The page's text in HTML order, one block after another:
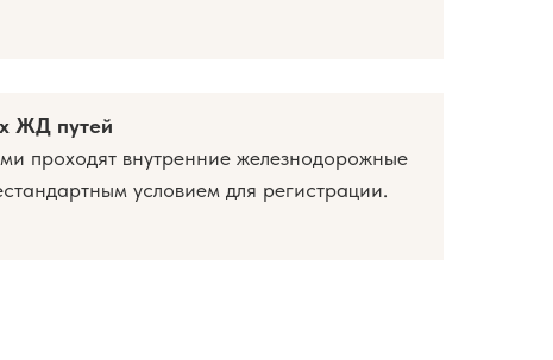
ЖД путей
проходят внутренние железнодорожные
условием для регистрации.